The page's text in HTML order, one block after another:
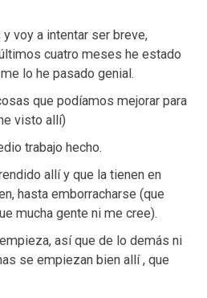
voy a intentar ser breve,
cuatro meses he estado
lo he pasado genial.
que podíamos mejorar para
visto allí)
trabajo hecho.
allí y que la tienen en
hasta emborracharse (que
mucha gente ni me cree).
así que de lo demás ni
se empiezan bien allí , que